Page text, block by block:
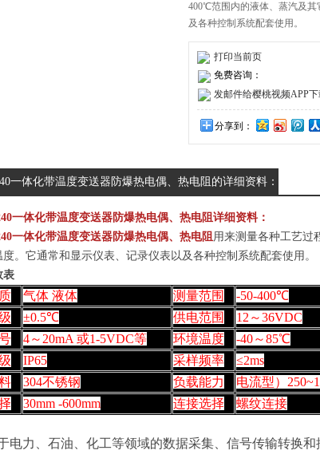
400℃范围内的液体、蒸汽及其
及各种控制系统配套使用。
打印当前页
免费咨询：
发邮件给樱桃视频APP下
分享到：
一体化带温度变送器防爆热电偶、热电阻的详细资料：
一体化带温度变送器防爆热电偶、热电阻详细资料：
一体化带温度变送器防爆热电偶、热电阻用来测量各种工艺过
。它通常和显示仪表、记录仪表以及各种控制系统配套使用。
表
气体 液体 测量范围
-50-400℃
±0.5℃ 供电范围
12～36VDC
4～20mA 或1-5VDC等 环境温度
-40～85℃
IP65 采样频率
≤2ms
304不锈钢 负载能力
电流型）
30mm -600mm 连接选择
螺纹连接
力、石油、化工等领域的数据采集、信号传输转换和控